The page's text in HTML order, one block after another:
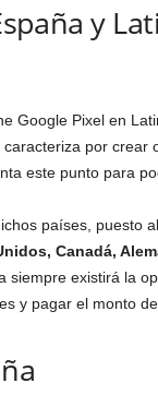
y
Google Pixel en
por crear
este punto para
países, puesto
Canadá,
existirá la
y pagar el monto